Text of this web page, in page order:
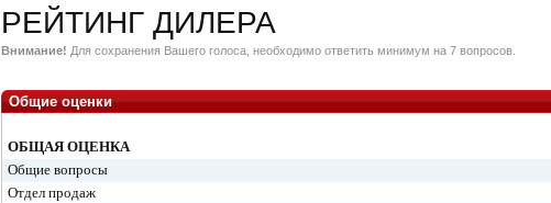
РЕЙТИНГ ДИЛЕРА
Внимание! Для сохранения Вашего голоса, необходимо ответить минимум на 7 вопросов.
Общие оценки
ОБЩАЯ ОЦЕНКА
Общие вопросы
Отдел продаж